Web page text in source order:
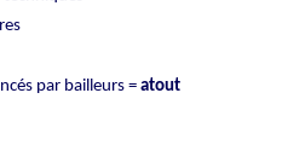
par bailleurs = atout